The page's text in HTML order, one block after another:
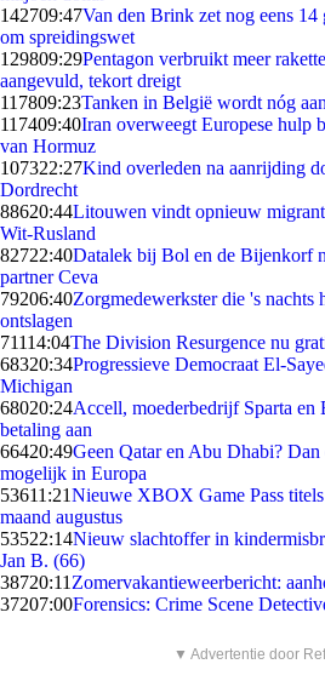
142709:47Van den Brink zet nog eens 14
om spreidingswet
129809:29Pentagon verbruikt meer
aangevuld, tekort dreigt
117809:23Tanken in België wordt nóg
117409:40Iran overweegt Europese hulp
van Hormuz
107322:27Kind overleden na aanrijding
Dordrecht
88620:44Litouwen vindt opnieuw
Wit-Rusland
82722:40Datalek bij Bol en de Bijenkorf
partner Ceva
79206:40Zorgmedewerkster die 's nachts
ontslagen
71114:04The Division Resurgence nu
68320:34Progressieve Democraat El-
Michigan
68020:24Accell, moederbedrijf Sparta en
betaling aan
66420:49Geen Qatar en Abu Dhabi?
mogelijk in Europa
53611:21Nieuwe XBOX Game Pass
maand augustus
53522:14Nieuw slachtoffer in
Jan B. (66)
38720:11 Zomervakantieweerbericht:
37207:00Forensics: Crime Scene
▼ Advertentie door